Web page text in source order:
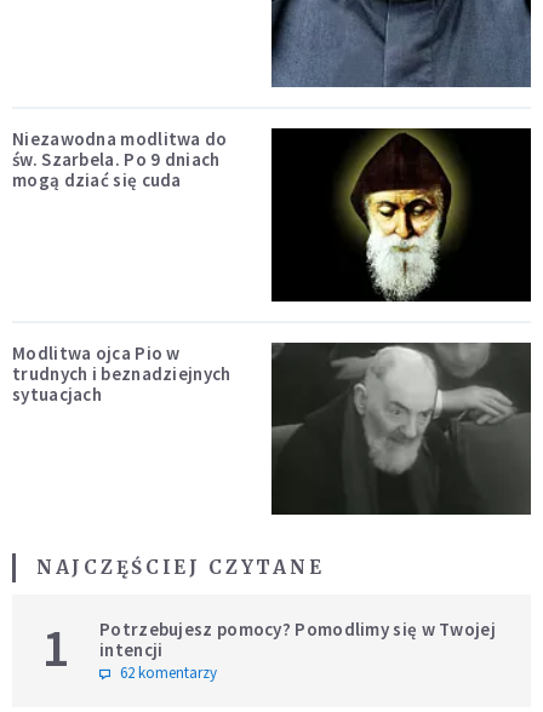
Niezawodna modlitwa do
św. Szarbela. Po 9 dniach
mogą dziać się cuda
Modlitwa ojca Pio w
trudnych i beznadziejnych
sytuacjach
NAJCZĘŚCIEJ CZYTANE
1
Potrzebujesz pomocy? Pomodlimy się w Twojej
intencji
62 komentarzy